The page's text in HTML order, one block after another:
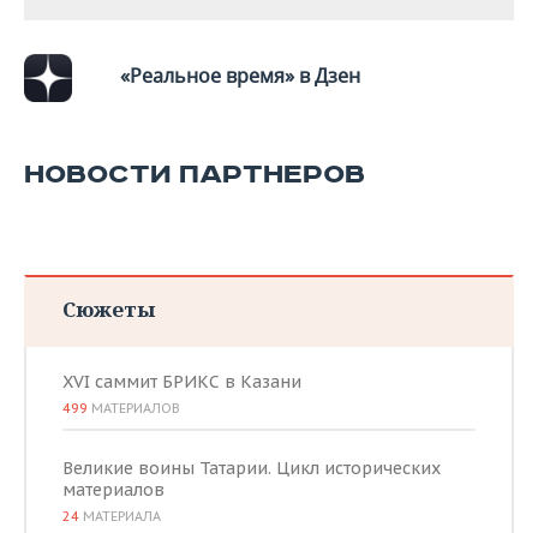
«Реальное время» в Дзен
НОВОСТИ ПАРТНЕРОВ
Сюжеты
XVI саммит БРИКС в Казани
499 МАТЕРИАЛОВ
Великие воины Татарии. Цикл исторических
материалов
24 МАТЕРИАЛА